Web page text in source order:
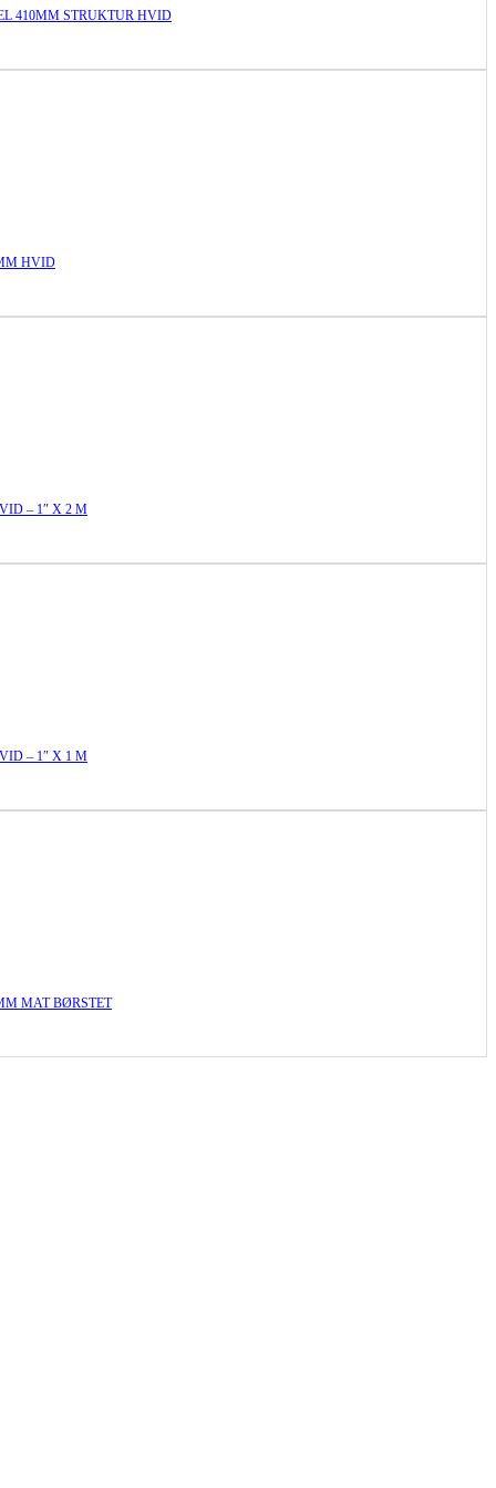
410MM STRUKTUR HVID
HVID
– 1″ X 2 M
– 1″ X 1 M
MAT BØRSTET